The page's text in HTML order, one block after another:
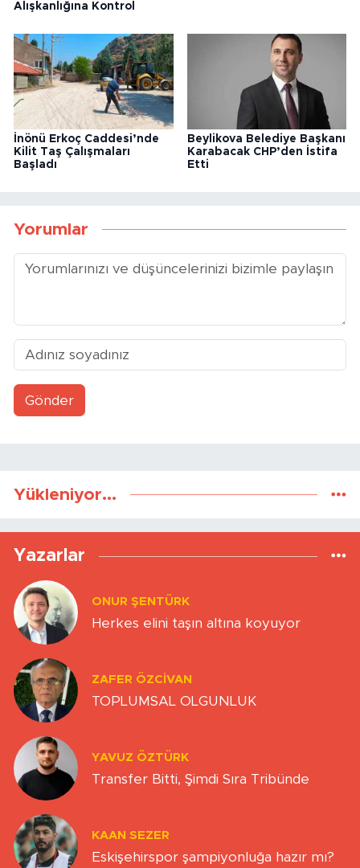
Alışkanlığına Kontrol
İnönü Erkoç Caddesi’nde
Kilit Taş Çalışmaları
Başladı
Beylikova Belediye Başkanı
Karabacak CHP’den İstifa
Etti
Yorumlar
Gönder
Yükleniyor...
Yazarlar
ONUR ŞENTÜRK
Herkes elini taşın altına koyuyor
ZAFER ÖZCIVAN
TOPLUMSAL OLGUNLUK
YAVUZ ÖZTÜRK
Transfer Bitti, Şimdi Sıra Tribünde
KAAN SEZER
Eskişehirspor şampiyonluğa hazır mı?